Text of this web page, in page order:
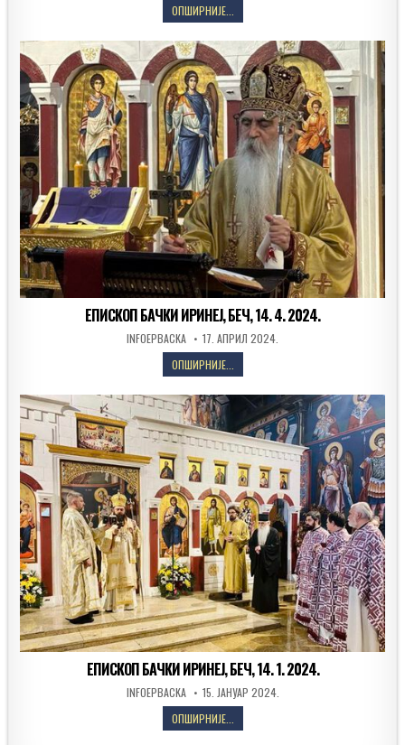
ОПШИРНИЈЕ...
БАЧКИ
ИРИНЕЈ,
БЕЧ,
1.
6.
2025.
ЕПИСКОП БАЧКИ ИРИНЕЈ, БЕЧ, 14. 4. 2024.
AUTHOR:
INFOEPBACKA PUBLISHED
DATE:
17. АПРИЛ 2024.
ОПШИРНИЈЕ...
БАЧКИ
ИРИНЕЈ,
БЕЧ,
14.
4.
2024.
ЕПИСКОП БАЧКИ ИРИНЕЈ, БЕЧ, 14. 1. 2024.
AUTHOR:
INFOEPBACKA PUBLISHED
DATE:
15. ЈАНУАР 2024.
ОПШИРНИЈЕ...
БАЧКИ